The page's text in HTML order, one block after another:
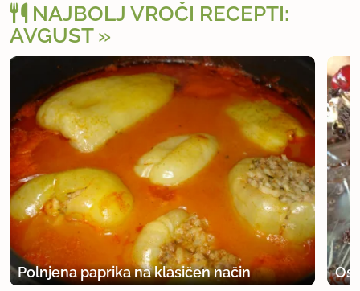
NAJBOLJ VROČI RECEPTI:
AVGUST
Polnjena paprika na klasičen način